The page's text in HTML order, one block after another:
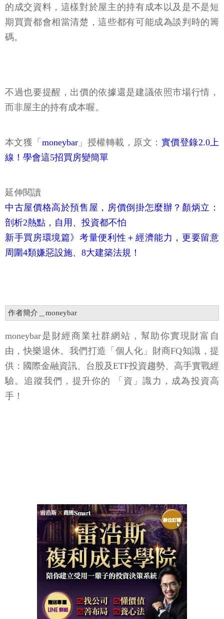
的成交資料，這樣對於屋主的持有成本以及是不是短
期買賣都會相當清楚，這些都有可能成為談判時的籌
碼。
不過也要提醒，出價的依據還是建議依照市場行情，
而非屋主的持有成本喔。
本文獲「 moneybar」授權轉載，原文： 實價登錄2.0上
線！學會這5招買房變簡單
延伸閱讀
中古屋價格高於預售屋，房價倒掛怎麼辦？顏炳立：
剖析2熱點，自用、投資都不怕
新手買房環境篇》考量便利性＋經濟能力，更要留意
周圍4類嫌惡設施、8大建築法規！
作者簡介＿moneybar
moneybar是財經商業社群網站，幫助你實現財富自
由，快樂退休。我們打造「個人化」財商FQ知識，提
供：國際金融資訊、台股及ETF投資趨勢、高手實戰經
驗。追蹤我們，提升你的 「資」識力，成為投資高
手！